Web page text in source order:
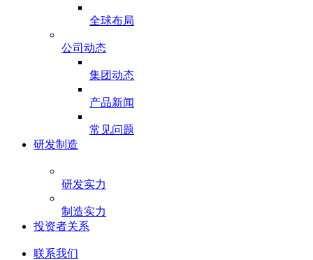
全球布局
公司动态
集团动态
产品新闻
常见问题
研发制造
研发实力
制造实力
投资者关系
联系我们